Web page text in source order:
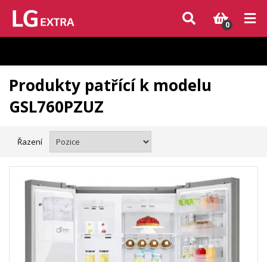
Vzhledem k aktuální situaci se může dodání dílů, které nejsou skladem,
zpozdit. Děkujeme za pochopení.
0
Produkty patřící k modelu
GSL760PZUZ
Řazení